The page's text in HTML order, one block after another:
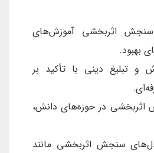
اثربخشی آموزش‌های
بهبود.
و تبلیغ دینی با تأکید بر
در حوزه‌های دانش،
سنجش اثربخشی مانند